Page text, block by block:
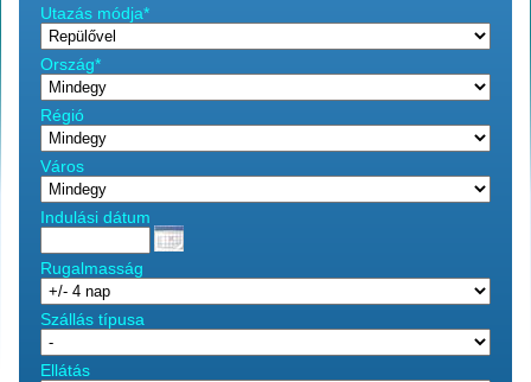
Utazás módja*
Ország*
Régió
Város
Indulási dátum
Rugalmasság
Szállás típusa
Ellátás